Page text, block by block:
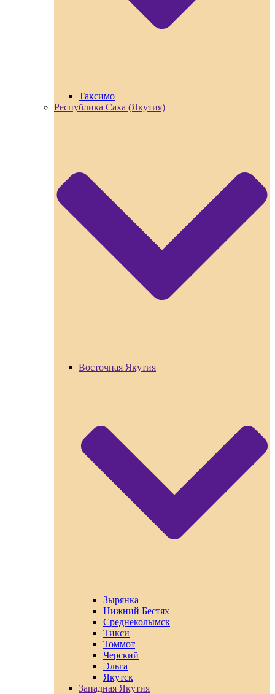
Таксимо
Республика Саха (Якутия)
Восточная Якутия
Зырянка
Нижний Бестях
Среднеколымск
Тикси
Томмот
Черский
Эльга
Якутск
Западная Якутия